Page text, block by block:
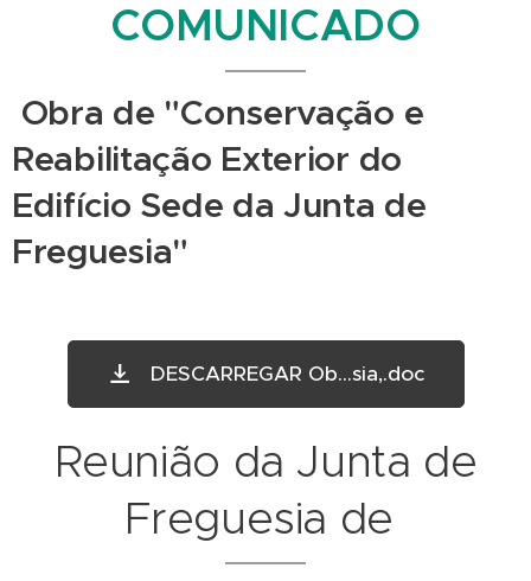
COMUNICADO
Obra de "Conservação e
Reabilitação Exterior do
Edifício Sede da Junta de
Freguesia"
DESCARREGAR Ob...sia,.doc
Reunião da Junta de
Freguesia de